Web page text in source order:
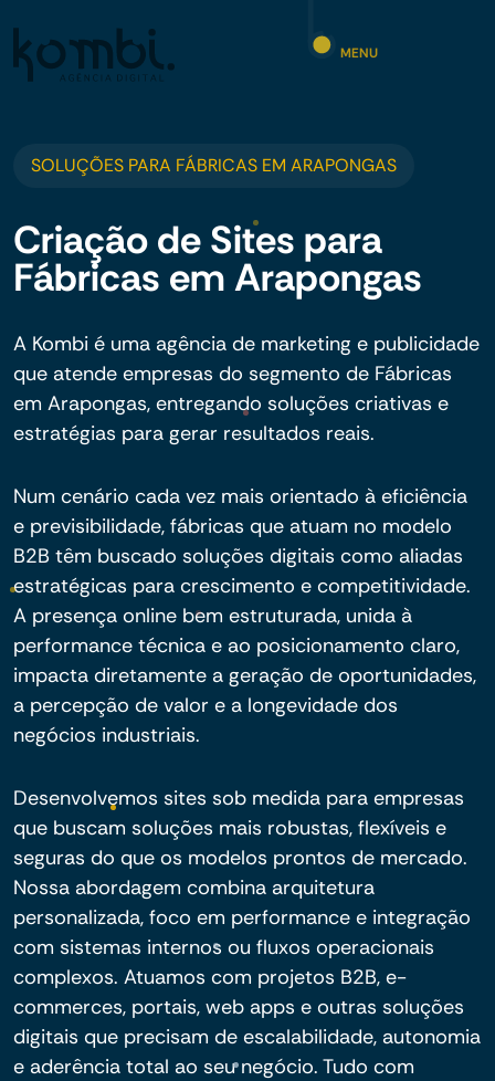
MENU
SOLUÇÕES PARA FÁBRICAS EM ARAPONGAS
Criação de Sites para
Fábricas em Arapongas
A Kombi é uma agência de marketing e publicidade
que atende empresas do segmento de Fábricas
em Arapongas, entregando soluções criativas e
estratégias para gerar resultados reais.
Num cenário cada vez mais orientado à eficiência
e previsibilidade, fábricas que atuam no modelo
B2B têm buscado soluções digitais como aliadas
estratégicas para crescimento e competitividade.
A presença online bem estruturada, unida à
performance técnica e ao posicionamento claro,
impacta diretamente a geração de oportunidades,
a percepção de valor e a longevidade dos
negócios industriais.
Desenvolvemos sites sob medida para empresas
que buscam soluções mais robustas, flexíveis e
seguras do que os modelos prontos de mercado.
Nossa abordagem combina arquitetura
personalizada, foco em performance e integração
com sistemas internos ou fluxos operacionais
complexos. Atuamos com projetos B2B, e-
commerces, portais, web apps e outras soluções
digitais que precisam de escalabilidade, autonomia
e aderência total ao seu negócio. Tudo com